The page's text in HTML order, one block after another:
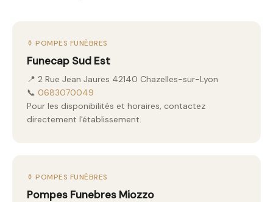
⚱️ POMPES FUNÈBRES
Funecap Sud Est
📍 2 Rue Jean Jaures 42140 Chazelles-sur-Lyon
📞 0683070049
Pour les disponibilités et horaires, contactez
directement l'établissement.
⚱️ POMPES FUNÈBRES
Pompes Funebres Miozzo